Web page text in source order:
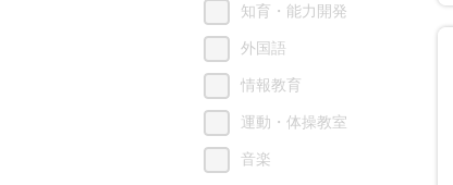
知育・能力開発
外国語
情報教育
運動・体操教室
音楽